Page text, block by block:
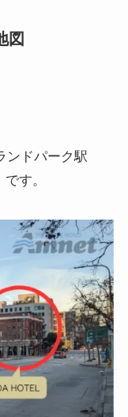
図
ンドパーク駅
す。